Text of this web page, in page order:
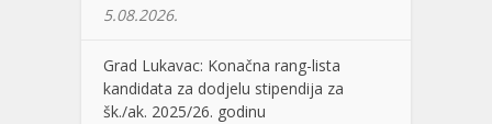
5.08.2026.
Grad Lukavac: Konačna rang-lista
kandidata za dodjelu stipendija za
šk./ak. 2025/26. godinu